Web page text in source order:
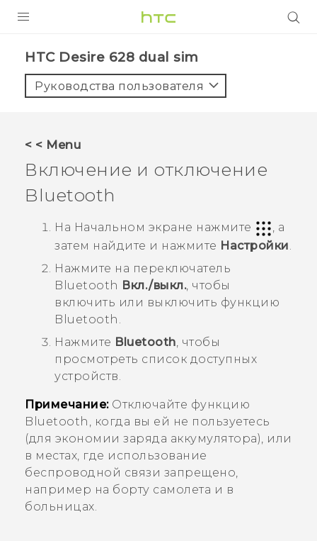
5G
VIVERSE
ПОДДЕРЖКА
HTC Desire 628 dual sim‎
Руководства пользователя
< < Menu
Включение и отключение
Bluetooth
На Начальном экране нажмите
, а
затем найдите и нажмите Настройки
Нажмите на переключатель
Bluetooth Вкл./выкл., чтобы
включить или выключить функцию
Bluetooth
Нажмите Bluetooth , чтобы
просмотреть список доступных
устройств.
Примечание:Отключайте функцию
Bluetooth
, когда вы ей не пользуетесь
(для экономии заряда аккумулятора), или
в местах, где использование
беспроводной связи запрещено,
например на борту самолета и в
больницах.